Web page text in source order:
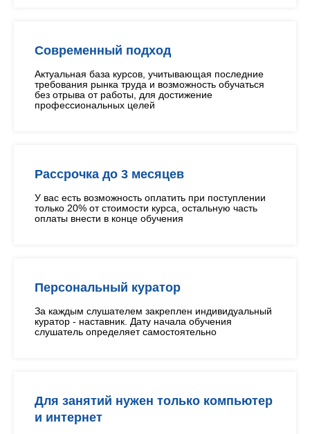
Современный подход
Актуальная база курсов, учитывающая последние
требования рынка труда и возможность обучаться
без отрыва от работы, для достижение
профессиональных целей
Рассрочка до 3 месяцев
У вас есть возможность оплатить при поступлении
только 20% от стоимости курса, остальную часть
оплаты внести в конце обучения
Персональный куратор
За каждым слушателем закреплен индивидуальный
куратор - наставник. Дату начала обучения
слушатель определяет самостоятельно
Для занятий нужен только компьютер
и интернет